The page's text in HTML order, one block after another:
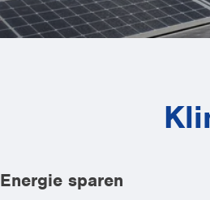
Energie sparen